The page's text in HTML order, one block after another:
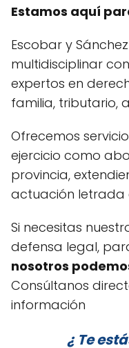
Estamos aquí
Escobar y
multidisciplinar
expertos en
familia, tributario,
Ofrecemos
ejercicio como
provincia,
actuación letrada
Si necesitas
defensa legal,
nosotros
Consúltanos
información
¿ Te